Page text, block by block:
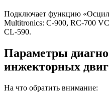
Подключает функцию
Multitronics: С-900, RC-700
CL-590.
Параметры
инжекторных
На что обратить внимание: